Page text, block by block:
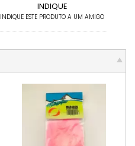
INDIQUE
INDIQUE ESTE PRODUTO A UM AMIGO